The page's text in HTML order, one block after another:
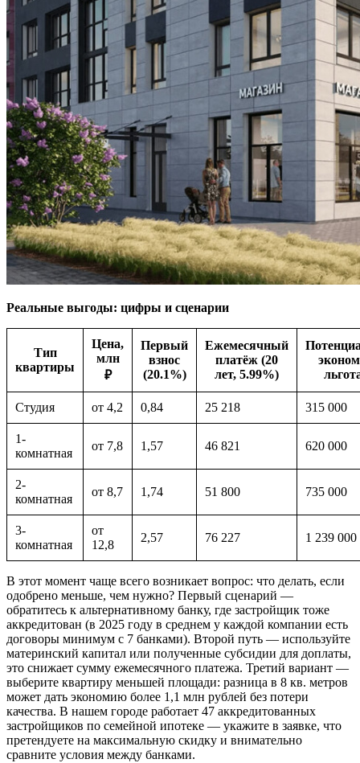
Реальные выгоды: цифры и сценарии
Тип
квартиры
Цена,
млн
₽
Первый
взнос
(20.1%)
Ежемесячный
платёж (20
лет, 5.99%)
Студия от 4,2 0,84 25 218 315 000
1-
комнатная
от 7,8 1,57 46 821 620 000
2-
комнатная
от 8,7 1,74 51 800 735 000
3-
комнатная
от
12,8
2,57 76 227 1 239 000
В этот момент чаще всего возникает вопрос: что делать, если
одобрено меньше, чем нужно? Первый сценарий —
обратитесь к альтернативному банку, где застройщик тоже
аккредитован (в 2025 году в среднем у каждой компании есть
договоры минимум с 7 банками). Второй путь — используйте
материнский капитал или полученные субсидии для доплаты,
это снижает сумму ежемесячного платежа. Третий вариант —
выберите квартиру меньшей площади: разница в 8 кв. метров
может дать экономию более 1,1 млн рублей без потери
качества. В нашем городе работает 47 аккредитованных
застройщиков по семейной ипотеке — укажите в заявке, что
претендуете на максимальную скидку и внимательно
сравните условия между банками.